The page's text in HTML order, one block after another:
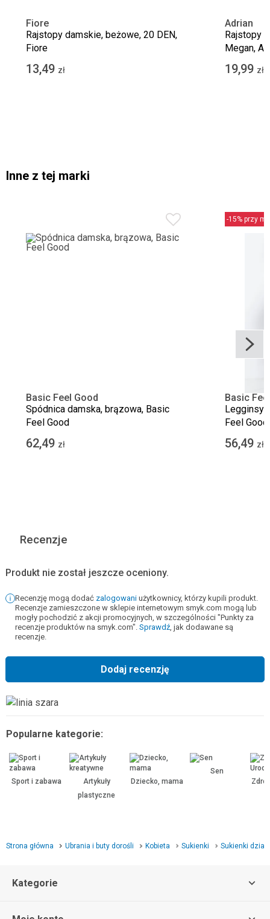
Fiore
Rajstopy damskie, beżowe, 20 DEN,
Fiore
13,49 zł
Adrian
Rajstopy
Megan,
19,99 zł
Inne z tej marki
Basic Feel Good
Spódnica damska, brązowa, Basic
Feel Good
62,49 zł
-15% przy
Basic
Legginsy
Feel Good
56,49 zł
Recenzje
Produkt nie został jeszcze oceniony.
Recenzję mogą dodać zalogowani użytkownicy, którzy kupili produkt.
Recenzje zamieszczone w sklepie internetowym smyk.com mogą lub
mogły pochodzić z akcji promocyjnych, w szczególności "Punkty za
recenzje produktów na smyk.com". Sprawdź, jak dodawane są
recenzje.
Dodaj recenzję
Popularne kategorie:
Sport i zabawa
Artykuły
plastyczne
Dziecko, mama
Sen
Strona główna Ubrania i buty dorośli Kobieta Sukienki Sukienki
Kategorie